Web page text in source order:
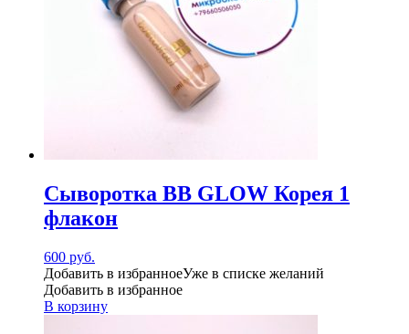
Сыворотка BB GLOW Корея 1
флакон
600 руб.
Добавить в избранноеУже в списке желаний
Добавить в избранное
В корзину